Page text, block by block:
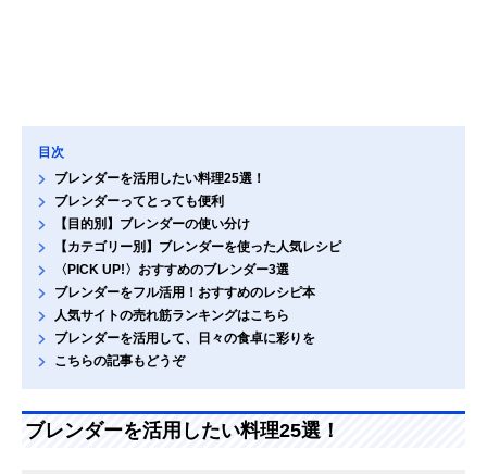
目次
ブレンダーを活用したい料理25選！
ブレンダーってとっても便利
【目的別】ブレンダーの使い分け
【カテゴリー別】ブレンダーを使った人気レシピ
〈PICK UP!〉おすすめのブレンダー3選
ブレンダーをフル活用！おすすめのレシピ本
人気サイトの売れ筋ランキングはこちら
ブレンダーを活用して、日々の食卓に彩りを
こちらの記事もどうぞ
ブレンダーを活用したい料理25選！